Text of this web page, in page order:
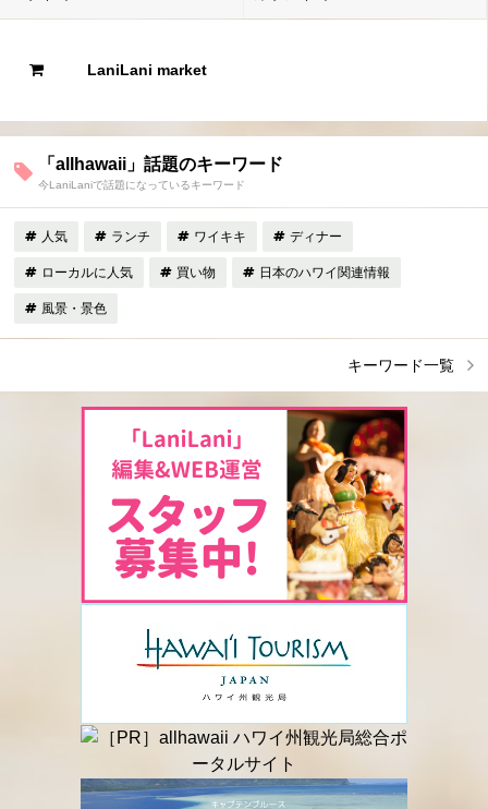
LaniLani market
「allhawaii」話題のキーワード
今LaniLaniで話題になっているキーワード
人気 ランチ ワイキキ ディナー
ローカルに人気 買い物 日本のハワイ関連情報
風景・景色
キーワード一覧